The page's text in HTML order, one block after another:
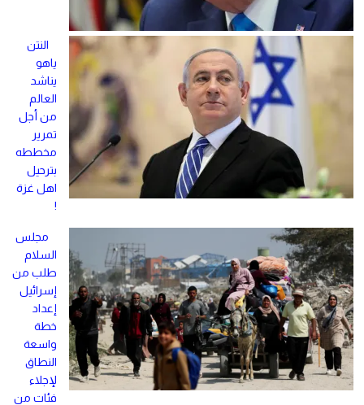
النتن
ياهو
يناشد
العالم
من أجل
تمرير
مخططه
بترحيل
اهل غزة
!
مجلس
السلام
طلب من
إسرائيل
إعداد
خطة
واسعة
النطاق
لإجلاء
فئات من